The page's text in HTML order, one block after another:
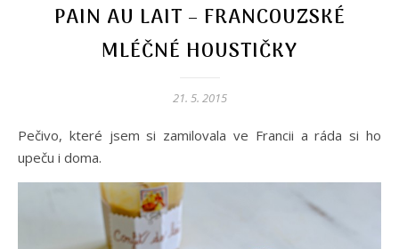
PAIN AU LAIT – FRANCOUZSKÉ
MLÉČNÉ HOUSTIČKY
21. 5. 2015
Pečivo, které jsem si zamilovala ve Francii a ráda si ho
upeču i doma.